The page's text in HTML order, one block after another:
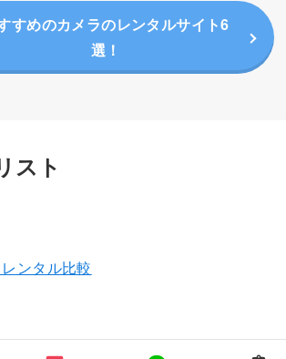
すめのカメラのレンタルサイト6
選！
スト
ンタル比較